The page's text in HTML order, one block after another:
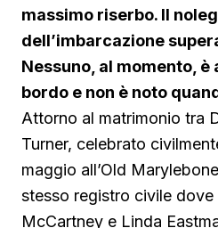
massimo riserbo. Il
dell’imbarcazione
Nessuno, al momento, è
bordo e non è noto
Attorno al matrimonio tra
Turner, celebrato
maggio all’Old
stesso registro civile
McCartney e Linda